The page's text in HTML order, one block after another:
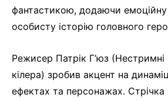
фантастикою, додаючи
особисту історію головного
Режисер Патрік Г’юз
кілера) зробив акцент на
ефектах та персонажах. Стрічка